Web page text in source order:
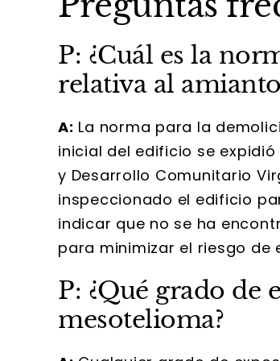
P: ¿Cuál es la
relativa al
A: La norma para la
inicial del edificio se expidió
y Desarrollo Comunitario
inspeccionado el edificio
indicar que no se ha
para minimizar el riesgo de
P: ¿Qué grado de
mesotelioma?